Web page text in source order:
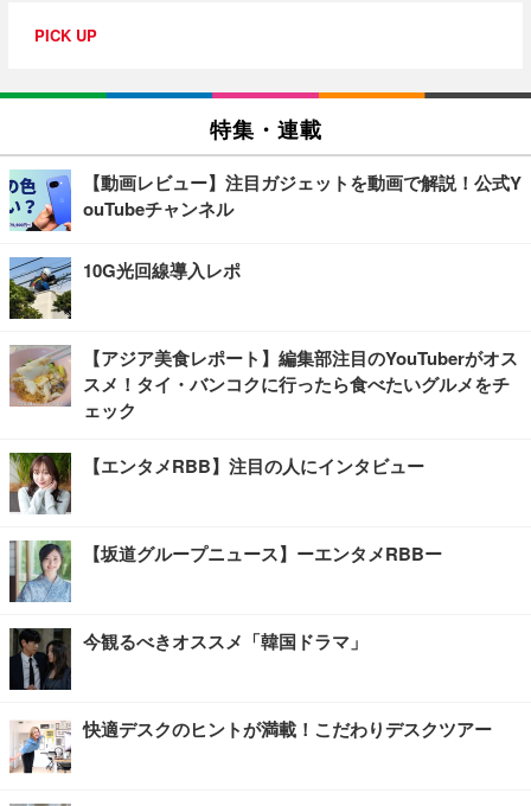
PICK UP
特集・連載
【動画レビュー】注目ガジェットを動画で解説！公式Y
ouTubeチャンネル
10G光回線導入レポ
【アジア美食レポート】編集部注目のYouTuberがオス
スメ！タイ・バンコクに行ったら食べたいグルメをチ
ェック
【エンタメRBB】注目の人にインタビュー
【坂道グループニュース】ーエンタメRBBー
今観るべきオススメ「韓国ドラマ」
快適デスクのヒントが満載！こだわりデスクツアー